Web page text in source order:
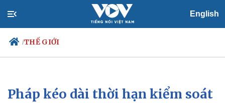
English
/THẾ GIỚI
Chính trị
Xã hội
Pháp kéo dài thời hạn kiểm soát